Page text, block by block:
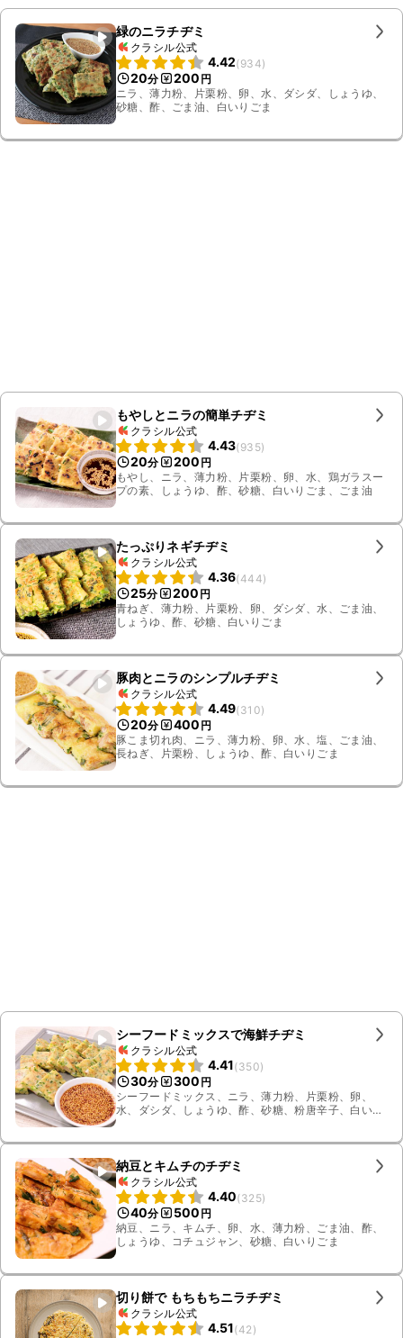
緑のニラチヂミ
クラシル公式
4.42(934)
20分 200 円
ニラ、薄力粉、片栗粉、卵、水、ダシダ、しょうゆ、
砂糖、酢、ごま油、白いりごま
もやしとニラの簡単チヂミ
クラシル公式
4.43(935)
20分 200 円
もやし、ニラ、薄力粉、片栗粉、卵、水、鶏ガラスー
プの素、しょうゆ、酢、砂糖、白いりごま、ごま油
たっぷりネギチヂミ
クラシル公式
4.36(444)
25分 200 円
青ねぎ、薄力粉、片栗粉、卵、ダシダ、水、ごま油、
しょうゆ、酢、砂糖、白いりごま
豚肉とニラのシンプルチヂミ
クラシル公式
4.49(310)
20分 400 円
豚こま切れ肉、ニラ、薄力粉、卵、水、塩、ごま油、
長ねぎ、片栗粉、しょうゆ、酢、白いりごま
シーフードミックスで海鮮チヂミ
クラシル公式
4.41(350)
30分 300 円
シーフードミックス、ニラ、薄力粉、片栗粉、卵、
水、ダシダ、しょうゆ、酢、砂糖、粉唐辛子、白いり
納豆とキムチのチヂミ
クラシル公式
4.40(325)
40分 500 円
納豆、ニラ、キムチ、卵、水、薄力粉、ごま油、酢、
しょうゆ、コチュジャン、砂糖、白いりごま
切り餅で もちもちニラチヂミ
クラシル公式
4.51(42 )